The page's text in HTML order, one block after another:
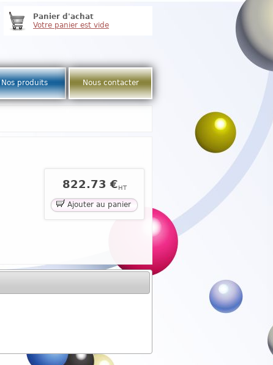
Panier d'achat
Votre panier est vide
Nos produits Nous contacter
822.73 € HT
Ajouter au panier